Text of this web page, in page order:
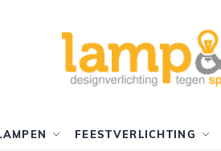
FEESTVERLICHTING